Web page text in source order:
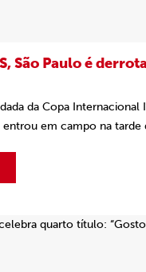
São Paulo é
da Copa Internacional
entrou em campo na tarde